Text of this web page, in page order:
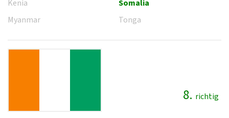
Kenia
Myanmar
Somalia
Tonga
8. richtig